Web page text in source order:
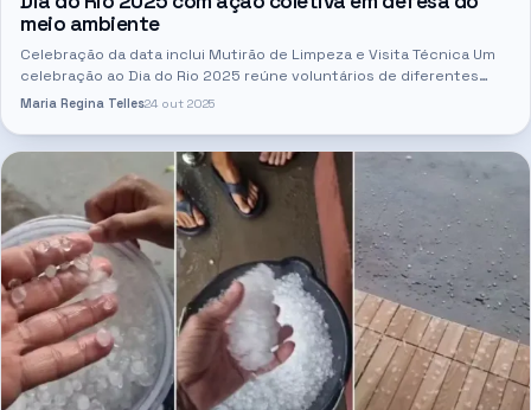
meio ambiente
Celebração da data inclui Mutirão de Limpeza e Visita Técnica Um
celebração ao Dia do Rio 2025 reúne voluntários de diferentes
áreas da sociedade vão participar de uma grande mobilização…
Maria Regina Telles24 out 2025